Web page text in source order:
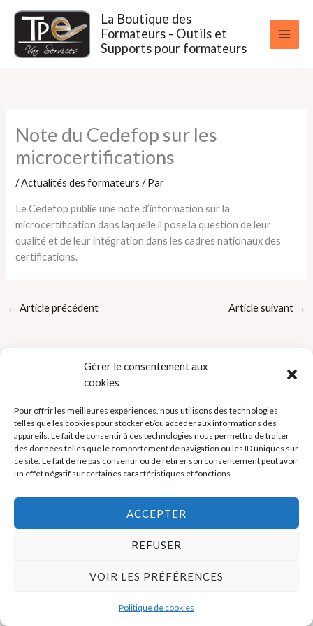
Gérer le consentement aux
cookies
Pour offrir les meilleures expériences, nous utilisons des technologies
telles que les cookies pour stocker et/ou accéder aux informations des
appareils. Le fait de consentir à ces technologies nous permettra de traiter
des données telles que le comportement de navigation ou les ID uniques sur
ce site. Le fait de ne pas consentir ou de retirer son consentement peut avoir
un effet négatif sur certaines caractéristiques et fonctions.
ACCEPTER
REFUSER
VOIR LES PRÉFÉRENCES
Politique de cookies
contenu
La Boutique des
Formateurs - Outils et
Supports pour formateurs
Note du Cedefop sur les
microcertifications
/Actualités des formateurs / Par
Le Cedefop publie une note d’information sur la
microcertification dans laquelle il pose la question de leur
qualité et de leur intégration dans les cadres nationaux des
certifications.
← Article précédent Article suivant →
Politique de cookies (UE)
Mentions légales
Copyright © 2026 La Boutique des Formateurs - Outils et Supports
pour formateurs